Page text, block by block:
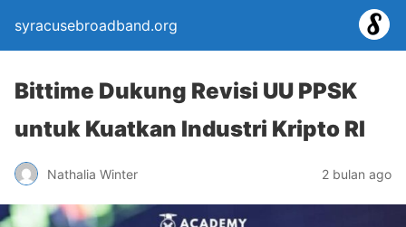
syracusebroadband.org
Bittime Dukung Revisi UU PPSK
untuk Kuatkan Industri Kripto RI
Nathalia Winter 2 bulan ago